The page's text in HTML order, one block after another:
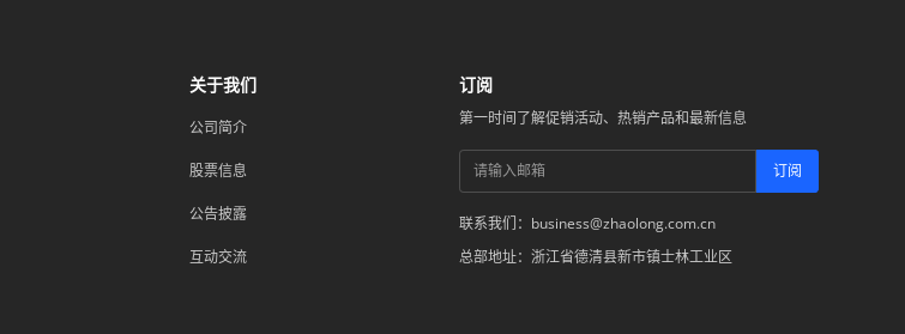
关于我们
公司简介
股票信息
公告披露
互动交流
订阅
第一时间了解促销活动、热销产品和最新信息
订阅
联系我们：business@zhaolong.com.cn
总部地址：浙江省德清县新市镇士林工业区